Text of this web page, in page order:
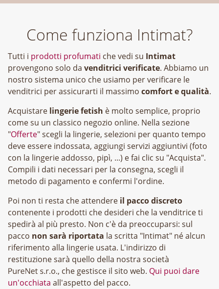
Come funziona Intimat?
Tutti i prodotti profumati che vedi su Intimat
provengono solo da venditrici verificate. Abbiamo un
nostro sistema unico che usiamo per verificare le
venditrici per assicurarti il massimo comfort e qualità.
Acquistare lingerie fetish è molto semplice, proprio
come su un classico negozio online. Nella sezione
"Offerte" scegli la lingerie, selezioni per quanto tempo
deve essere indossata, aggiungi servizi aggiuntivi (foto
con la lingerie addosso, pipì, ...) e fai clic su "Acquista".
Compili i dati necessari per la consegna, scegli il
metodo di pagamento e confermi l'ordine.
Poi non ti resta che attendere il pacco discreto
contenente i prodotti che desideri che la venditrice ti
spedirà al più presto. Non c'è da preoccuparsi: sul
pacco non sarà riportata la scritta "Intimat" né alcun
riferimento alla lingerie usata. L'indirizzo di
restituzione sarà quello della nostra società
, che gestisce il sito web. Qui puoi dare
un'occhiata all'aspetto del pacco.